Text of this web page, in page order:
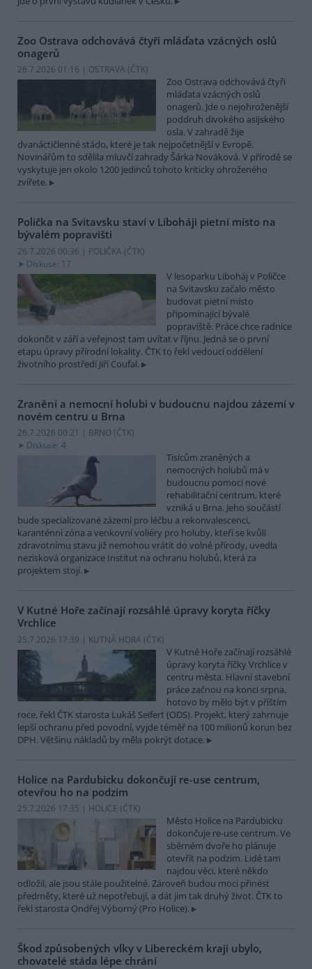
Zoo Ostrava odchovává čtyři mláďata vzácných oslů
onagerů
26.7.2026 01:16 | OSTRAVA (ČTK)
Zoo Ostrava odchovává čtyři
mláďata vzácných oslů
onagerů. Jde o nejohroženější
poddruh divokého asijského
osla. V zahradě žije
dvanáctičlenné stádo, které je tak nejpočetnější v Evropě.
Novinářům to sdělila mluvčí zahrady Šárka Nováková. V přírodě se
vyskytuje jen okolo 1200 jedinců tohoto kriticky ohroženého
zvířete.
Polička na Svitavsku staví v Liboháji pietní místo na
bývalém popravišti
26.7.2026 00:36 | POLIČKA (ČTK)
Diskuse: 17
V lesoparku Liboháj v Poličce
na Svitavsku začalo město
budovat pietní místo
připomínající bývalé
popraviště. Práce chce radnice
dokončit v září a veřejnost tam uvítat v říjnu. Jedná se o první
etapu úpravy přírodní lokality. ČTK to řekl vedoucí oddělení
životního prostředí Jiří Coufal.
Zranění a nemocní holubi v budoucnu najdou zázemí v
novém centru u Brna
26.7.2026 00:21 | BRNO (ČTK)
Diskuse: 4
Tisícům zraněných a
nemocných holubů má v
budoucnu pomoci nové
rehabilitační centrum, které
vzniká u Brna. Jeho součástí
bude specializované zázemí pro léčbu a rekonvalescenci,
karanténní zóna a venkovní voliéry pro holuby, kteří se kvůli
zdravotnímu stavu již nemohou vrátit do volné přírody, uvedla
nezisková organizace Institut na ochranu holubů, která za
projektem stojí.
V Kutné Hoře začínají rozsáhlé úpravy koryta říčky
Vrchlice
25.7.2026 17:39 | KUTNÁ HORA (ČTK)
V Kutné Hoře začínají rozsáhlé
úpravy koryta říčky Vrchlice v
centru města. Hlavní stavební
práce začnou na konci srpna,
hotovo by mělo být v příštím
roce, řekl ČTK starosta Lukáš Seifert (ODS). Projekt, který zahrnuje
lepší ochranu před povodní, vyjde téměř na 100 milionů korun bez
DPH. Většinu nákladů by měla pokrýt dotace.
Holice na Pardubicku dokončují re-use centrum,
otevřou ho na podzim
25.7.2026 17:35 | HOLICE (ČTK)
Město Holice na Pardubicku
dokončuje re-use centrum. Ve
sběrném dvoře ho plánuje
otevřít na podzim. Lidé tam
najdou věci, které někdo
odložil, ale jsou stále použitelné. Zároveň budou moci přinést
předměty, které už nepotřebují, a dát jim tak druhý život. ČTK to
řekl starosta Ondřej Výborný (Pro Holice).
Škod způsobených vlky v Libereckém kraji ubylo,
chovatelé stáda lépe chrání